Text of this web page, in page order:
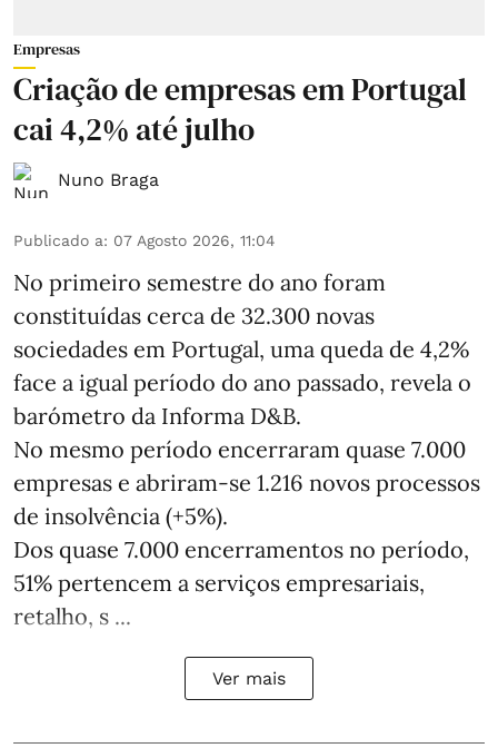
Empresas
Criação de empresas em Portugal
cai 4,2% até julho
Nuno Braga
Publicado a: 07 Agosto 2026, 11:04
No primeiro semestre do ano foram
constituídas cerca de 32.300 novas
sociedades em Portugal, uma queda de 4,2%
face a igual período do ano passado, revela o
barómetro da Informa D&B.
No mesmo período encerraram quase 7.000
empresas e abriram‑se 1.216 novos processos
de insolvência (+5%).
Dos quase 7.000 encerramentos no período,
51% pertencem a serviços empresariais,
retalho, s ...
Ver mais